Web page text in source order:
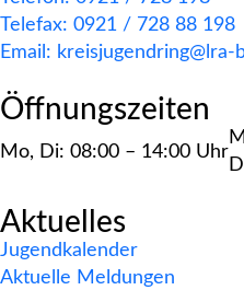
Telefax: 0921 / 728 88 198
Email: kreisjugendring@lra-
Öffnungszeiten
Mo, Di: 08:00 – 14:00 Uhr
Aktuelles
Jugendkalender
Aktuelle Meldungen